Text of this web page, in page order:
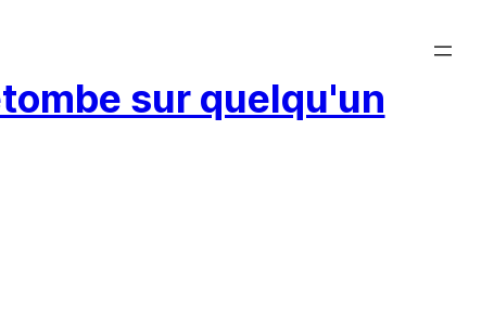
sur quelqu'un